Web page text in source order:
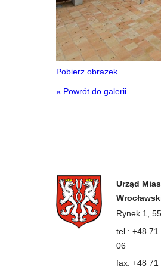
Pobierz obrazek
« Powrót do galerii
Urząd
Rynek 1,
tel.: +48
06
fax: +48